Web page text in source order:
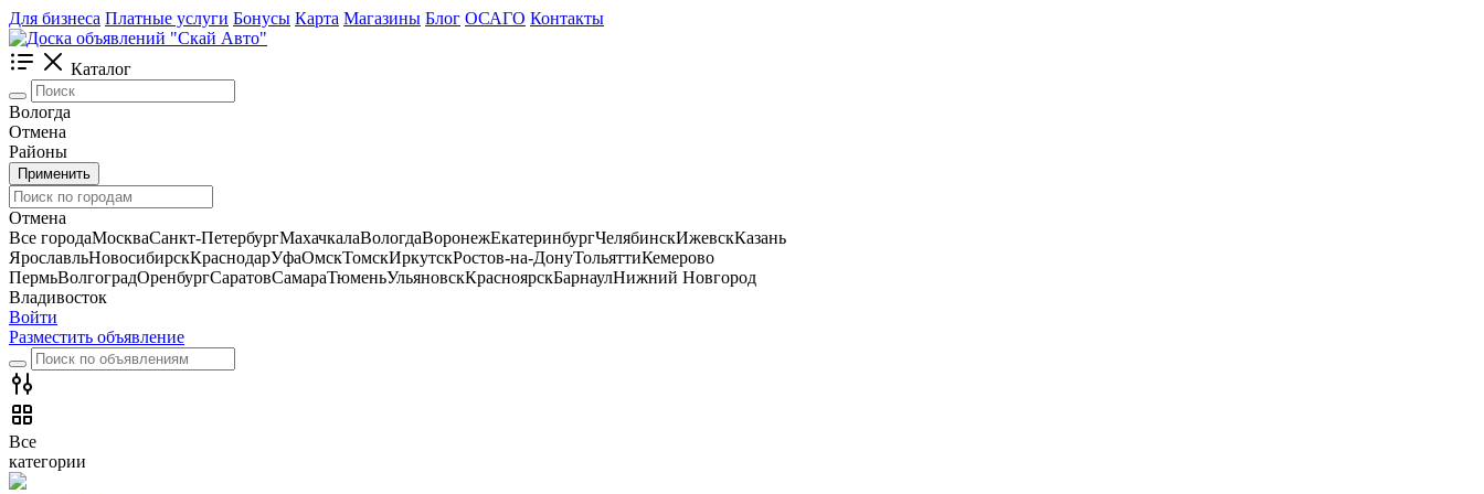
Для бизнеса Платные услуги Бонусы Карта Магазины Блог ОСАГО Контакты
Каталог
Вологда
Отмена
Районы
Применить
Отмена
Все городаМоскваСанкт-ПетербургМахачкалаВологдаВоронежЕкатеринбургЧелябинскИжевскКазань
ЯрославльНовосибирскКраснодарУфаОмскТомскИркутскРостов-на-ДонуТольяттиКемерово
ПермьВолгоградОренбургСаратовСамараТюменьУльяновскКрасноярскБарнаулНижний Новгород
Владивосток
Войти
Разместить объявление
Все
категории